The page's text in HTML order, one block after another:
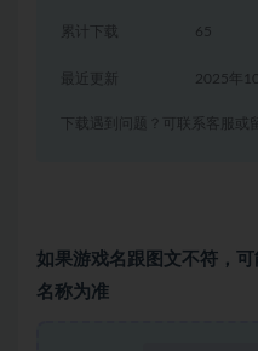
累计下载 65
2025年
下载遇到问题？可联系客服或
如果游戏名跟图文不符，
名称为准